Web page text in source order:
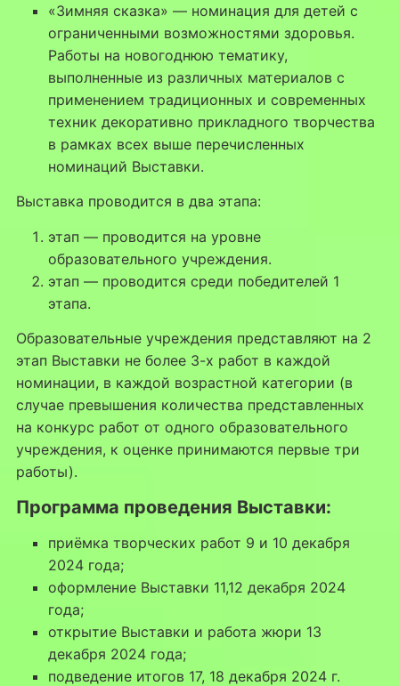
«Зимняя сказка» — номинация для детей с
ограниченными возможностями здоровья.
Работы на новогоднюю тематику,
выполненные из различных материалов с
применением традиционных и современных
техник декоративно ­прикладного творчества
в рамках всех выше перечисленных
номинаций Выставки.
Выставка проводится в два этапа:
этап — проводится на уровне
образовательного учреждения.
этап — проводится среди победителей 1
этапа.
Образовательные учреждения представляют на 2
этап Выставки не более 3-х работ в каждой
номинации, в каждой возрастной категории (в
случае превышения количества представленных
на конкурс работ от одного образовательного
учреждения, к оценке принимаются первые три
работы).
Программа проведения Выставки:
приёмка творческих работ 9 и 10 декабря
2024 года;
оформление Выставки 11,12 декабря 2024
года;
открытие Выставки и работа жюри 13
декабря 2024 года;
подведение итогов 17, 18 декабря 2024 г.